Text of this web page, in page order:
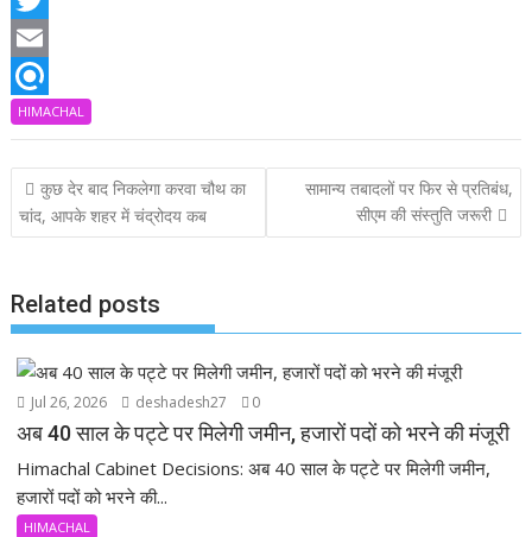
c
e
b
h
a
T
w
E
m
R
d
HIMACHAL
Post
navigation
कुछ देर बाद निकलेगा करवा चौथ का
चांद, आपके शहर में चंद्रोदय कब
सामान्य तबादलों पर फिर से प्रतिबंध,
सीएम की संस्तुति जरूरी
Related posts
Jul 26, 2026 deshadesh27 0
अब 40 साल के पट्टे पर मिलेगी जमीन, हजारों पदों को भरने की मंजूरी
Himachal Cabinet Decisions: अब 40 साल के पट्टे पर मिलेगी जमीन,
हजारों पदों को भरने की...
HIMACHAL